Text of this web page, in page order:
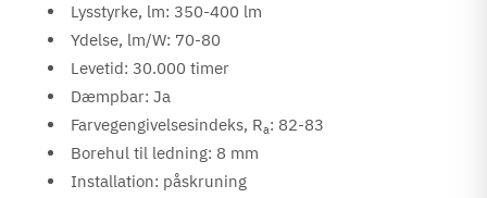
Lysstyrke, lm: 350-400 lm
Ydelse, lm/W: 70-80
Levetid: 30.000 timer
Dæmpbar: Ja
Farvegengivelsesindeks, Ra: 82-83
Borehul til ledning: 8 mm
Installation: påskruning